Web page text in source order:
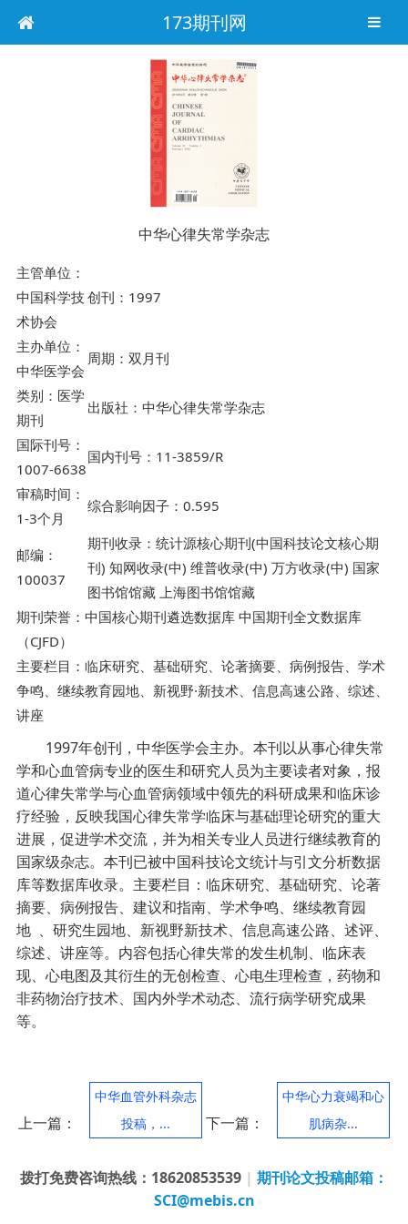
173期刊网
中华心律失常学杂志
主管单位：
中国科学技
术协会
创刊：1997
主办单位：
中华医学会
周期：双月刊
类别：医学
期刊
出版社：中华心律失常学杂志
国际刊号：
1007-6638
国内刊号：11-3859/R
审稿时间：
1-3个月
综合影响因子：0.595
邮编：
100037
期刊收录：统计源核心期刊(中国科技论文核心期
刊) 知网收录(中) 维普收录(中) 万方收录(中) 国家
图书馆馆藏 上海图书馆馆藏
期刊荣誉：中国核心期刊遴选数据库 中国期刊全文数据库
（CJFD）
主要栏目：临床研究、基础研究、论著摘要、病例报告、学术
争鸣、继续教育园地、新视野·新技术、信息高速公路、综述、
讲座
1997年创刊，中华医学会主办。本刊以从事心律失常
学和心血管病专业的医生和研究人员为主要读者对象，报
道心律失常学与心血管病领域中领先的科研成果和临床诊
疗经验，反映我国心律失常学临床与基础理论研究的重大
进展，促进学术交流，并为相关专业人员进行继续教育的
国家级杂志。本刊已被中国科技论文统计与引文分析数据
库等数据库收录。主要栏目：临床研究、基础研究、论著
摘要、病例报告、建议和指南、学术争鸣、继续教育园
地 、研究生园地、新视野新技术、信息高速公路、述评、
综述、讲座等。内容包括心律失常的发生机制、临床表
现、心电图及其衍生的无创检查、心电生理检查，药物和
非药物治疗技术、国内外学术动态、流行病学研究成果
等。
上一篇：
中华血管外科杂志
投稿，...
下一篇：
中华心力衰竭和心
肌病杂...
拨打免费咨询热线：18620853539 | 期刊论文投稿邮箱：
SCI@mebis.cn